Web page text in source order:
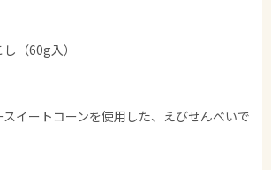
（60g入）
イートコーンを使用した、えびせんべいで